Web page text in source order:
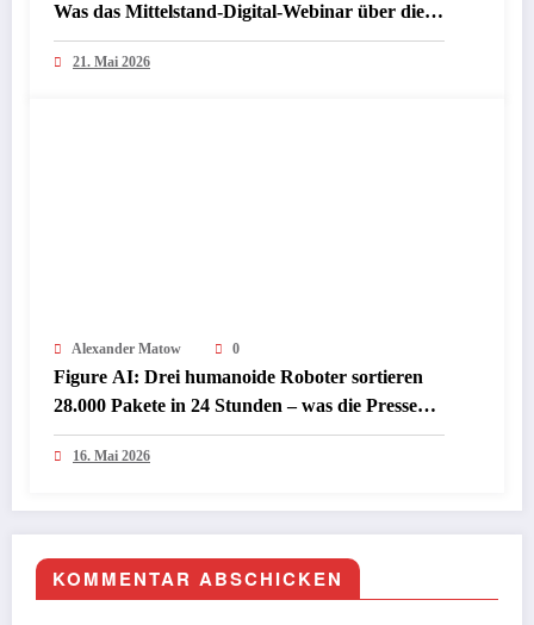
Was das Mittelstand-Digital-Webinar über die
nächste Phase industrieller KI verrät
21. Mai 2026
Alexander Matow 0
Figure AI: Drei humanoide Roboter sortieren
28.000 Pakete in 24 Stunden – was die Presse
jetzt darüber schreibt
16. Mai 2026
KOMMENTAR ABSCHICKEN